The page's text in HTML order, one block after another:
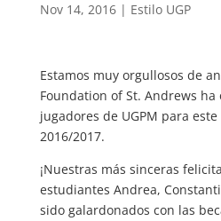
Nov 14, 2016| Estilo UGP
Estamos muy orgullosos de
Foundation of St. Andrews
jugadores de UGPM para
2016/2017.
¡Nuestras más sinceras
estudiantes Andrea,
sido galardonados con las